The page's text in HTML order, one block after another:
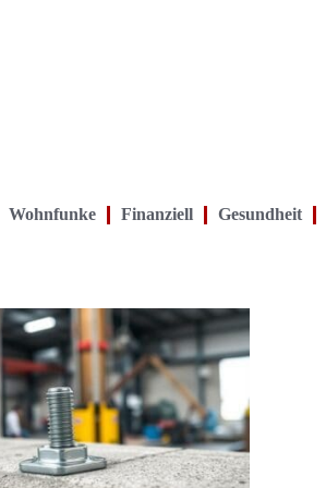
Wohnfunke Finanziell Gesundheit